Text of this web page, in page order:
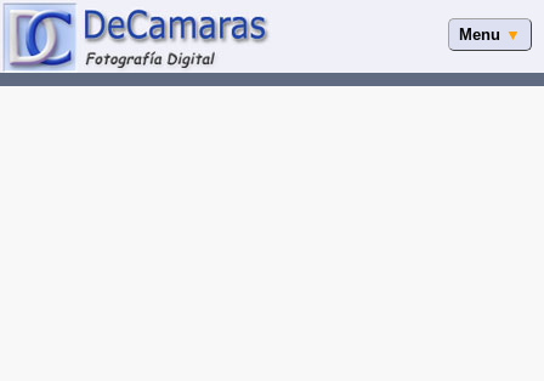
Menu ▼